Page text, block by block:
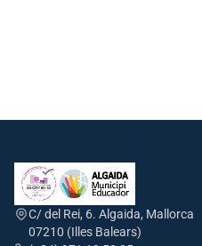
C/ del Rei, 6. Algaida, Mallorca
07210 (Illes Balears)